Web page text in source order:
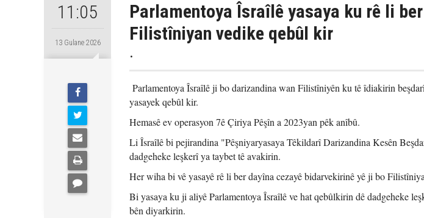
11:05
13 Gulane 2026
Parlamentoya Îsraîlê yasaya ku rê li
Filistîniyan vedike qebûl kir
.
Parlamentoya Îsraîlê ji bo darizandina wan Filistîniyên ku tê îdiakirin
yasayek qebûl kir.
Hemasê ev operasyon 7ê Çiriya Pêşîn a 2023yan pêk anîbû.
Li Îsraîlê bi pejirandina "Pêşniyaryasaya Têkildarî Darizandina Kesên
dadgeheke leşkerî ya taybet tê avakirin.
Her wiha bi vê yasayê rê li ber dayîna cezayê bidarvekirinê yê ji bo
Bi yasaya ku ji aliyê Parlamentoya Îsraîlê ve hat qebûlkirin dê dadgeheke
bên diyarkirin.